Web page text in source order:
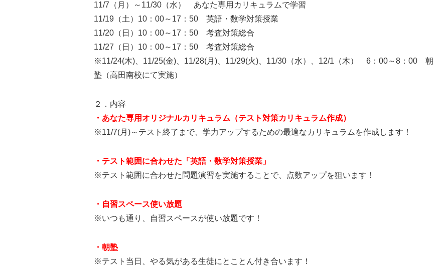
11/7（月）～11/30（水） あなた専用カリキュラムで学習
11/19（土）10：00～17：50 英語・数学対策授業
11/20（日）10：00～17：50 考査対策総合
11/27（日）10：00～17：50 考査対策総合
※11/24(木)、11/25(金)、11/28(月)、11/29(火)、11/30（水）、12/1（木） 6：00～8：00 朝
塾（高田南校にて実施）
２．内容
・あなた専用オリジナルカリキュラム（テスト対策カリキュラム作成）
※11/7(月)～テスト終了まで、学力アップするための最適なカリキュラムを作成します！
・テスト範囲に合わせた「英語・数学対策授業」
※テスト範囲に合わせた問題演習を実施することで、点数アップを狙います！
・自習スペース使い放題
※いつも通り、自習スペースが使い放題です！
・朝塾
※テスト当日、やる気がある生徒にとことん付き合います！